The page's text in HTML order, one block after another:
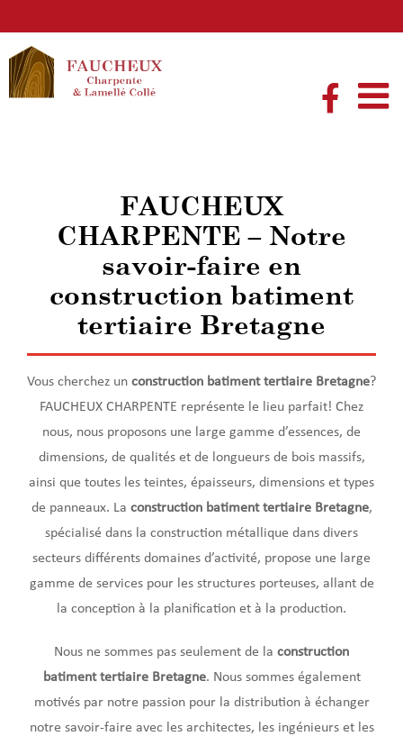
au
contenu
FAUCHEUX
CHARPENTE – Notre
savoir-faire en
construction batiment
tertiaire Bretagne
Vous cherchez un construction batiment tertiaire Bretagne?
FAUCHEUX CHARPENTE représente le lieu parfait! Chez
nous, nous proposons une large gamme d’essences, de
dimensions, de qualités et de longueurs de bois massifs,
ainsi que toutes les teintes, épaisseurs, dimensions et types
de panneaux. La construction batiment tertiaire Bretagne,
spécialisé dans la construction métallique dans divers
secteurs différents domaines d’activité, propose une large
gamme de services pour les structures porteuses, allant de
la conception à la planification et à la production.
Nous ne sommes pas seulement de la construction
batiment tertiaire Bretagne. Nous sommes également
motivés par notre passion pour la distribution à échanger
notre savoir-faire avec les architectes, les ingénieurs et les